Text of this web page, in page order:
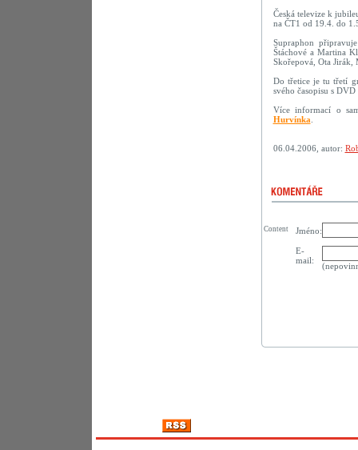
Česká televize k
na ČT1 od 19.4. do
Supraphon
Štáchové a Martina
Skořepová, Ota Jirák,
Do třetice je tu třetí
svého časopisu s
Více informací o
Hurvínka
06.04.2006, autor:
Jméno:
E-
mail:
Content